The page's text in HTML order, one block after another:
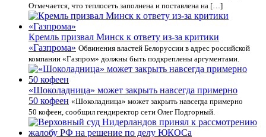
Отмечается, что теплосеть заполнена и поставлена на […]
Кремль призвал Минск к ответу из-за критики
«Газпрома» Обвинения властей Белоруссии в адрес российской
компании «Газпром» должны быть подкреплены аргументами.
«Шоколадница» может закрыть навсегда примерно
50 кофеен «Шоколадница» может закрыть навсегда примерно
50 кофеен, сообщил гендиректор сети Олег Подгорный.